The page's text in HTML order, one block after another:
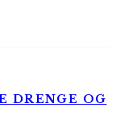
DRENGE OG